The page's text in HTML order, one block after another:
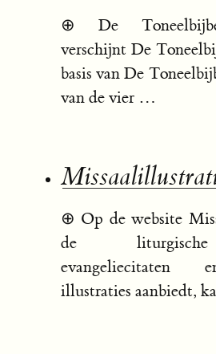
⊕ De
verschijnt De
basis van De
van de vier …
⊕ Op de website
de
evangeliecitaten
illustraties aanbiedt,